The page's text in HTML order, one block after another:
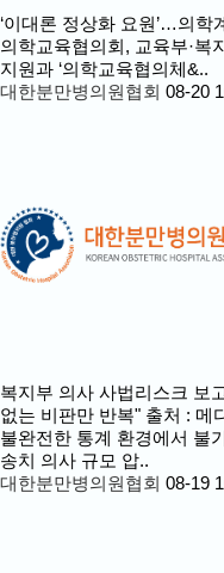
‘이대론 정상화 요원’…의학
의학교육협의회, 교육부·복
지원과 ‘의학교육협의체&..
대한분만병의원협회 08-20
복지부 의사 사법리스크 보
없는 비판만 반복" 출처 : 메
불완전한 통계 환경에서 불
송치 의사 규모 압..
대한분만병의원협회 08-19